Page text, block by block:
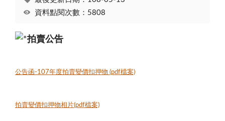
資料點閱次數：5808
拍賣公告
公告函-107年度拍賣變價扣押物 (pdf檔案)
拍賣變價扣押物相片(pdf檔案)